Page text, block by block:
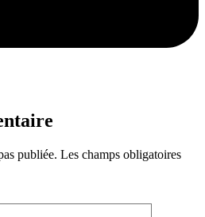
publiée. Les champs obligatoires